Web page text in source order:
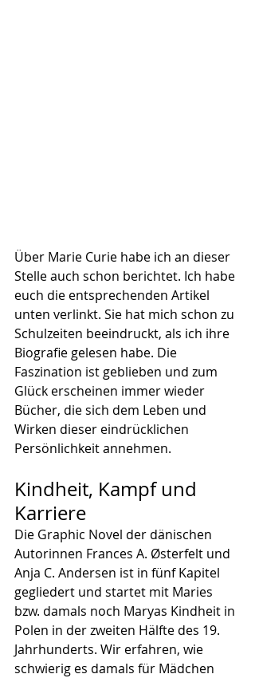
Über Marie Curie habe ich an dieser
Stelle auch schon berichtet. Ich habe
euch die entsprechenden Artikel
unten verlinkt. Sie hat mich schon zu
Schulzeiten beeindruckt, als ich ihre
Biografie gelesen habe. Die
Faszination ist geblieben und zum
Glück erscheinen immer wieder
Bücher, die sich dem Leben und
Wirken dieser eindrücklichen
Persönlichkeit annehmen.
Kindheit, Kampf und
Karriere
Die Graphic Novel der dänischen
Autorinnen Frances A. Østerfelt und
Anja C. Andersen ist in fünf Kapitel
gegliedert und startet mit Maries
bzw. damals noch Maryas Kindheit in
Polen in der zweiten Hälfte des 19.
Jahrhunderts. Wir erfahren, wie
schwierig es damals für Mädchen